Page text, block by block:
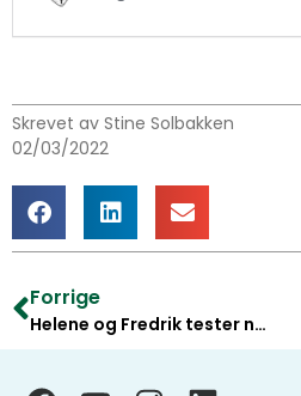
Skrevet av Stine Solbakken
02/03/2022
Forrige
Helene og Fredrik tester nettkurset BEDRESKOG